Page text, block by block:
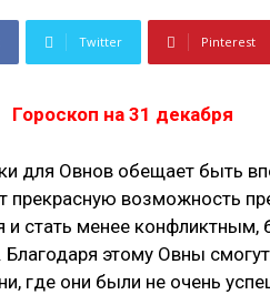
Twitter Pinterest
Гороскоп на 31 декабря
для Овнов обещает быть
возможность
и стать менее
Благодаря этому Овны
где они были не очень